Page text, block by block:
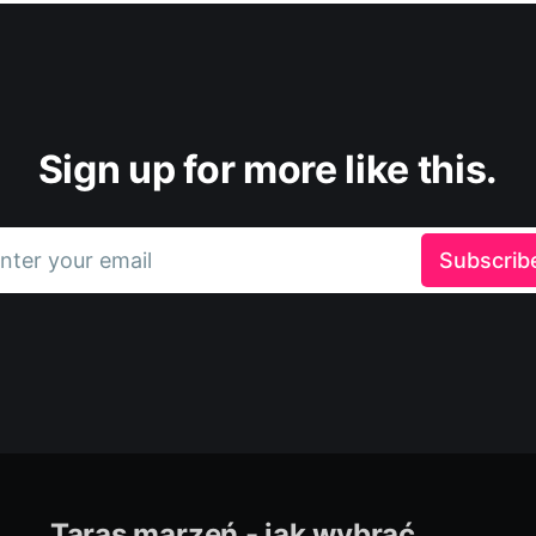
Sign up for more like this.
your email